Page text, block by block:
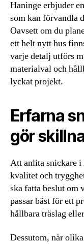
Haninge erbjuder
som kan förvandla
Oavsett om du
ett helt nytt hus
varje detalj utförs
materialval och
lyckat projekt.
Erfarna
gör
Att anlita snickare i
kvalitet och
ska fatta beslut om
passar bäst för ett
hållbara träslag
Dessutom, när